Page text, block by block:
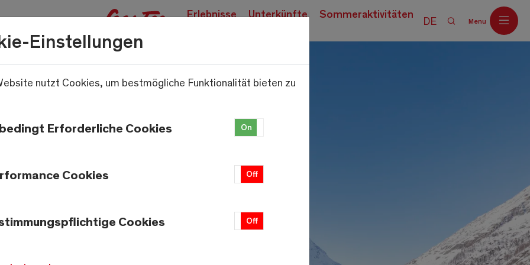
Erlebnisse
Unterkünfte Sommeraktivitäten DE Menu
Einstellungen
nutzt Cookies, um bestmögliche Funktionalität bieten zu
Erforderliche Cookies On
Cookies Off
Cookies Off